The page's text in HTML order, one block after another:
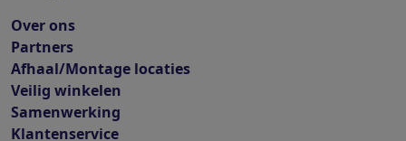
Over ons
Partners
Afhaal/Montage locaties
Veilig winkelen
Samenwerking
Klantenservice